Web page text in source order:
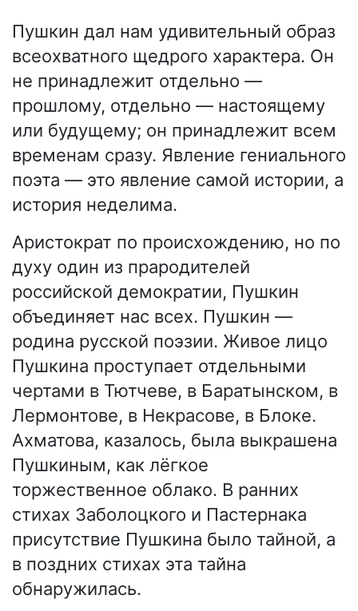
Пушкин дал нам удивительный образ
всеохватного щедрого характера. Он
не принадлежит отдельно —
прошлому, отдельно — настоящему
или будущему; он принадлежит всем
временам сразу. Явление гениального
поэта — это явление самой истории, а
история неделима.
Аристократ по происхождению, но по
духу один из прародителей
российской демократии, Пушкин
объединяет нас всех. Пушкин —
родина русской поэзии. Живое лицо
Пушкина проступает отдельными
чертами в Тютчеве, в Баратынском, в
Лермонтове, в Некрасове, в Блоке.
Ахматова, казалось, была выкрашена
Пушкиным, как лёгкое
торжественное облако. В ранних
стихах Заболоцкого и Пастернака
присутствие Пушкина было тайной, а
в поздних стихах эта тайна
обнаружилась.